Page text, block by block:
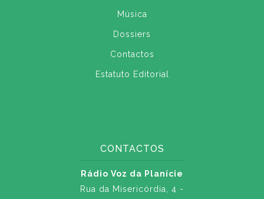
Música
Dossiers
Contactos
Estatuto Editorial
CONTACTOS
Rádio Voz da Planície
Rua da Misericórdia, 4 -